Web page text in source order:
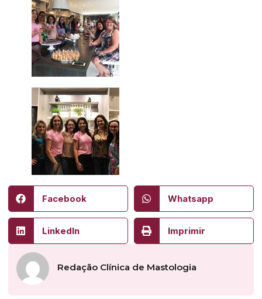
Facebook Whatsapp
LinkedIn Imprimir
Redação Clínica de Mastologia